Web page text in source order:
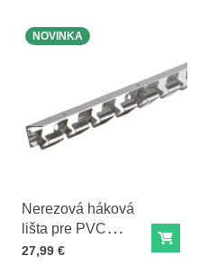
Nerezová háková
lišta pre PVC
závesy - 150cm
Cena s DPH
27,99 € Do
NOVINKA